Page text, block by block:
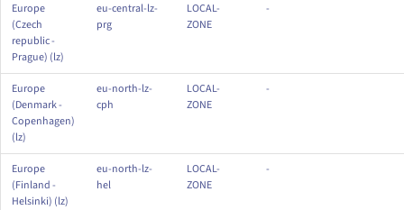
Europe
(Czech
republic -
Prague) (lz)
eu-central-lz-
prg
LOCAL-
ZONE
-
Europe
(Denmark -
Copenhagen)
(lz)
eu-north-lz-
cph
LOCAL-
ZONE
-
Europe
(Finland -
Helsinki) (lz)
eu-north-lz-
hel
LOCAL-
ZONE
-